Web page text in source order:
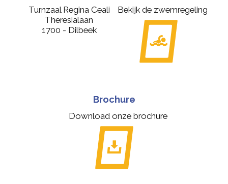
Turnzaal Regina Ceali
Theresialaan
1700 - Dilbeek
Bekijk de zwemregeling
Brochure
Download onze brochure